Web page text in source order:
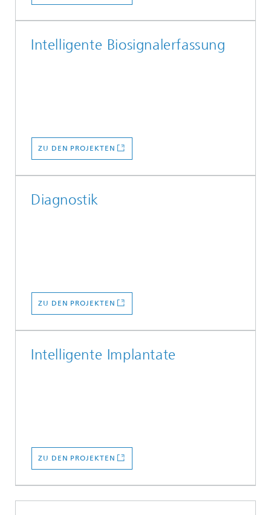
Intelligente Biosignalerfassung
ZU DEN PROJEKTEN
Diagnostik
ZU DEN PROJEKTEN
Intelligente Implantate
ZU DEN PROJEKTEN